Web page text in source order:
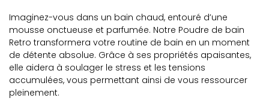
Imaginez-vous dans un bain chaud, entouré d’une
mousse onctueuse et parfumée. Notre Poudre de bain
Retro transformera votre routine de bain en un moment
de détente absolue. Grâce à ses propriétés apaisantes,
elle aidera à soulager le stress et les tensions
accumulées, vous permettant ainsi de vous ressourcer
pleinement.